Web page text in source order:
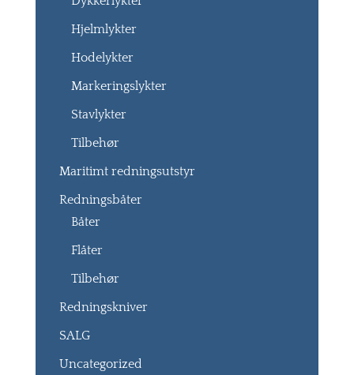
Hjelmlykter
Hodelykter
Markeringslykter
Stavlykter
Tilbehør
Maritimt redningsutstyr
Redningsbåter
Båter
Flåter
Tilbehør
Redningskniver
SALG
Uncategorized